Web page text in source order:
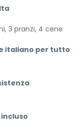
3 pranzi, 4 cene
italiano per tutto